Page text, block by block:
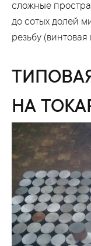
сложные
до сотых долей
резьбу
НА